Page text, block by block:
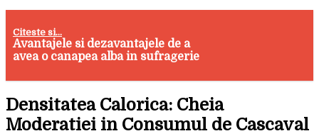
Citeste si...
Avantajele si dezavantajele de a
avea o canapea alba in sufragerie
Densitatea Calorica: Cheia
Moderatiei in Consumul de Cascaval